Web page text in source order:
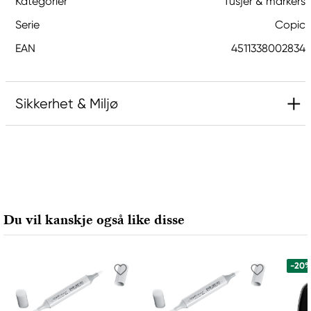
Serie
Copic
EAN
4511338002834
Sikkerhet & Miljø
65205 Wiesbaden, Germany
export@holtz-gmbh.de
Produsent
Du vil kanskje også like disse
-